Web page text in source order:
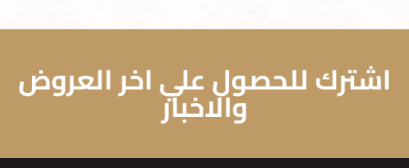
اشترك للحصول علي اخر العروض
والاخبار